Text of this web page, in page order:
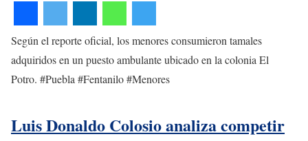
Según el reporte oficial, los menores consumieron tamales
adquiridos en un puesto ambulante ubicado en la colonia El
Potro. #Puebla #Fentanilo #Menores
Luis Donaldo Colosio analiza competir